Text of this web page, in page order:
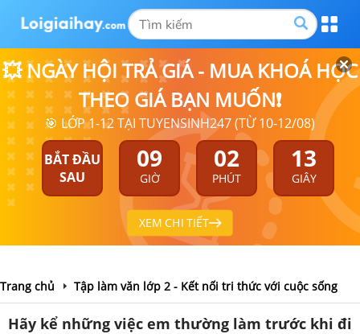
💥 NGÀY HỘI TRẢ GIÁ - MUA KHOÁ HỌC
THEO GIÁ BẠN MUỐN❗
🎯 LỚP 1-12 TẠI TUYENSINH247 (TỪ 10-12/08)
BẮT ĐẦU
SAU
09
GIỜ
02
PHÚT
13
GIÂY
XEM CHI TIẾT
Trang chủ Tập làm văn lớp 2 - Kết nối tri thức với cuộc sống
Hãy kể những việc em thường làm trước khi đi